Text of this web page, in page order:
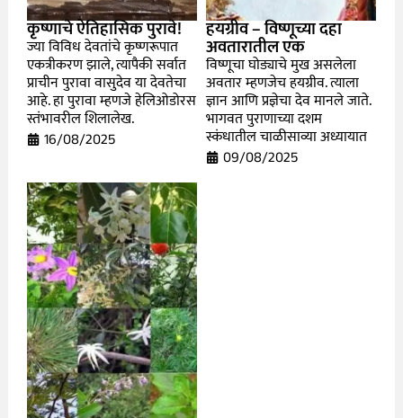
कृष्णाचे ऐतिहासिक पुरावे!
ज्या विविध देवतांचे कृष्णरूपात
एकत्रीकरण झाले, त्यापैकी सर्वात
प्राचीन पुरावा वासुदेव या देवतेचा
आहे. हा पुरावा म्हणजे हेलिओडोरस
स्तंभावरील शिलालेख.
16/08/2025
हयग्रीव – विष्णूच्या दहा
अवतारातील एक
विष्णूचा घोड्याचे मुख असलेला
अवतार म्हणजेच हयग्रीव. त्याला
ज्ञान आणि प्रज्ञेचा देव मानले जाते.
भागवत पुराणाच्या दशम
स्कंधातील चाळीसाव्या अध्यायात
09/08/2025